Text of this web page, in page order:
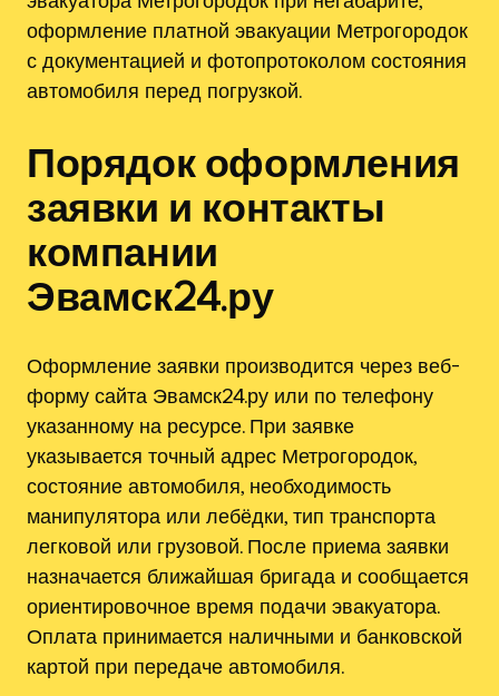
оформление платной эвакуации Метрогородок
с документацией и фотопротоколом состояния
автомобиля перед погрузкой.
Порядок оформления
заявки и контакты
компании
Эвамск24.ру
Оформление заявки производится через веб-
форму сайта Эвамск24.ру или по телефону
указанному на ресурсе. При заявке
указывается точный адрес Метрогородок,
состояние автомобиля, необходимость
манипулятора или лебёдки, тип транспорта
легковой или грузовой. После приема заявки
назначается ближайшая бригада и сообщается
ориентировочное время подачи эвакуатора.
Оплата принимается наличными и банковской
картой при передаче автомобиля.